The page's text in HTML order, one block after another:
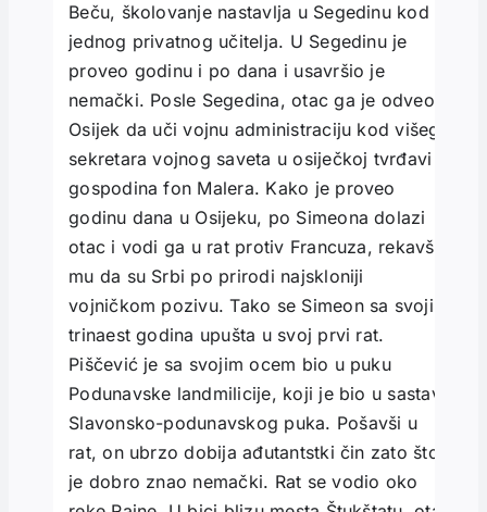
Beču, školovanje nastavlja u Segedinu kod
jednog privatnog učitelja. U Segedinu je
proveo godinu i po dana i usavršio je
nemački. Posle Segedina, otac ga je odveo u
Osijek da uči vojnu administraciju kod višeg
sekretara vojnog saveta u osiječkoj tvrđavi
gospodina fon Malera. Kako je proveo
godinu dana u Osijeku, po Simeona dolazi
otac i vodi ga u rat protiv Francuza, rekavši
mu da su Srbi po prirodi najskloniji
vojničkom pozivu. Tako se Simeon sa svojih
trinaest godina upušta u svoj prvi rat.
Piščević je sa svojim ocem bio u puku
Podunavske landmilicije, koji je bio u sastavu
Slavonsko-podunavskog puka. Pošavši u
rat, on ubrzo dobija ađutantstki čin zato što
je dobro znao nemački. Rat se vodio oko